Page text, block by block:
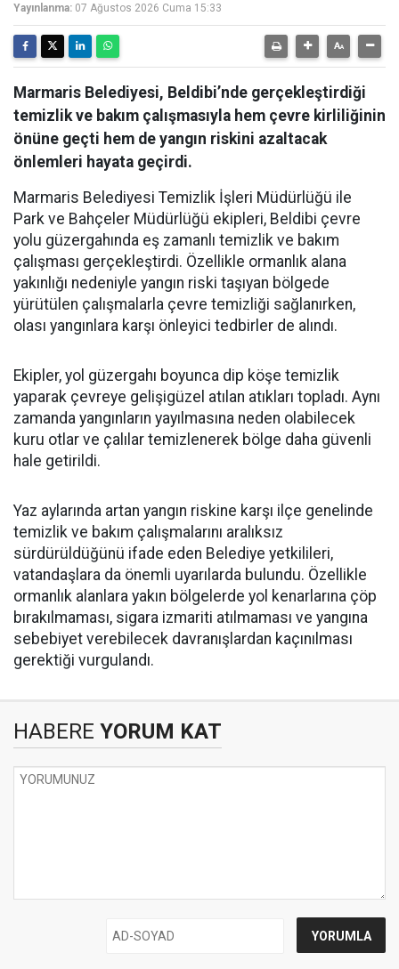
Yayınlanma: 07 Ağustos 2026 Cuma 15:33
Marmaris Belediyesi, Beldibi’nde gerçekleştirdiği
temizlik ve bakım çalışmasıyla hem çevre kirliliğinin
önüne geçti hem de yangın riskini azaltacak
önlemleri hayata geçirdi.
Marmaris Belediyesi Temizlik İşleri Müdürlüğü ile
Park ve Bahçeler Müdürlüğü ekipleri, Beldibi çevre
yolu güzergahında eş zamanlı temizlik ve bakım
çalışması gerçekleştirdi. Özellikle ormanlık alana
yakınlığı nedeniyle yangın riski taşıyan bölgede
yürütülen çalışmalarla çevre temizliği sağlanırken,
olası yangınlara karşı önleyici tedbirler de alındı.
Ekipler, yol güzergahı boyunca dip köşe temizlik
yaparak çevreye gelişigüzel atılan atıkları topladı. Aynı
zamanda yangınların yayılmasına neden olabilecek
kuru otlar ve çalılar temizlenerek bölge daha güvenli
hale getirildi.
Yaz aylarında artan yangın riskine karşı ilçe genelinde
temizlik ve bakım çalışmalarını aralıksız
sürdürüldüğünü ifade eden Belediye yetkilileri,
vatandaşlara da önemli uyarılarda bulundu. Özellikle
ormanlık alanlara yakın bölgelerde yol kenarlarına çöp
bırakılmaması, sigara izmariti atılmaması ve yangına
sebebiyet verebilecek davranışlardan kaçınılması
gerektiği vurgulandı.
HABERE YORUM KAT